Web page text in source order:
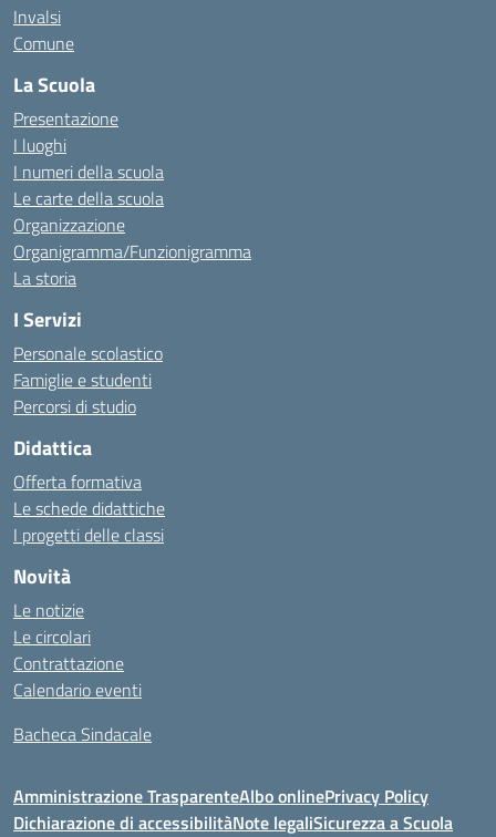
Invalsi
Comune
La Scuola
Presentazione
I luoghi
I numeri della scuola
Le carte della scuola
Organizzazione
Organigramma/Funzionigramma
La storia
I Servizi
Personale scolastico
Famiglie e studenti
Percorsi di studio
Didattica
Offerta formativa
Le schede didattiche
I progetti delle classi
Novità
Le notizie
Le circolari
Contrattazione
Calendario eventi
Bacheca Sindacale
Amministrazione TrasparenteAlbo onlinePrivacy Policy
Dichiarazione di accessibilitàNote legaliSicurezza a Scuola